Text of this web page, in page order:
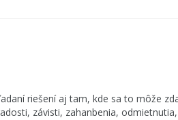
riešení aj tam, kde sa to môže
závisti, zahanbenia, odmietnutia,